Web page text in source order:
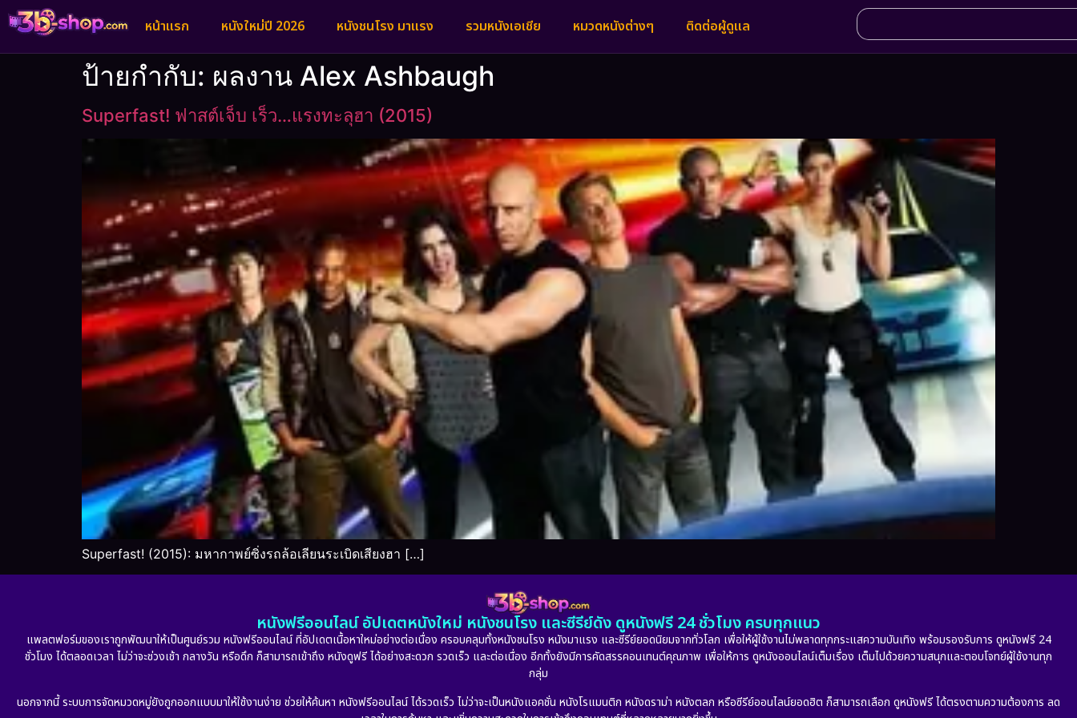
หน้าแรก หนังใหม่ปี 2026 หนังชนโรง มาแรง รวมหนังเอเชีย หมวดหนังต่างๆ ติดต่อผู้ดูแล
ป้ายกำกับ: ผลงาน Alex Ashbaugh
Superfast! ฟาสต์เจ็บ เร็ว…แรงทะลุฮา (2015)
Superfast! (2015): มหากาพย์ซิ่งรถล้อเลียนระเบิดเสียงฮา […]
หนังฟรีออนไลน์ อัปเดตหนังใหม่ หนังชนโรง และซีรีย์ดัง ดูหนังฟรี 24 ชั่วโมง ครบทุกแนว
แพลตฟอร์มของเราถูกพัฒนาให้เป็นศูนย์รวม หนังฟรีออนไลน์ ที่อัปเดตเนื้อหาใหม่อย่างต่อเนื่อง ครอบคลุมทั้งหนังชนโรง หนังมาแรง และซีรีย์ยอดนิยมจากทั่วโลก เพื่อให้ผู้ใช้งานไม่พลาดทุกกระแสความบันเทิง พร้อมรองรับการ ดูหนังฟรี 24
ชั่วโมง ได้ตลอดเวลา ไม่ว่าจะช่วงเช้า กลางวัน หรือดึก ก็สามารถเข้าถึง หนังดูฟรี ได้อย่างสะดวก รวดเร็ว และต่อเนื่อง อีกทั้งยังมีการคัดสรรคอนเทนต์คุณภาพ เพื่อให้การ ดูหนังออนไลน์เต็มเรื่อง เต็มไปด้วยความสนุกและตอบโจทย์ผู้ใช้งานทุก
กลุ่ม
นอกจากนี้ ระบบการจัดหมวดหมู่ยังถูกออกแบบมาให้ใช้งานง่าย ช่วยให้ค้นหา หนังฟรีออนไลน์ ได้รวดเร็ว ไม่ว่าจะเป็นหนังแอคชั่น หนังโรแมนติก หนังดราม่า หนังตลก หรือซีรีย์ออนไลน์ยอดฮิต ก็สามารถเลือก ดูหนังฟรี ได้ตรงตามความต้องการ ลด